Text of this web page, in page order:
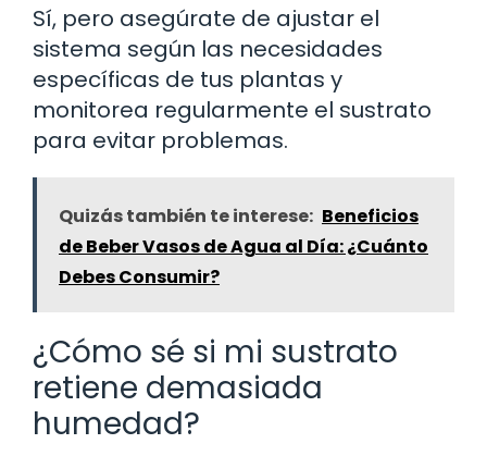
Sí, pero asegúrate de ajustar el
sistema según las necesidades
específicas de tus plantas y
monitorea regularmente el sustrato
para evitar problemas.
Quizás también te interese: Beneficios
de Beber Vasos de Agua al Día: ¿Cuánto
Debes Consumir?
¿Cómo sé si mi sustrato
retiene demasiada
humedad?